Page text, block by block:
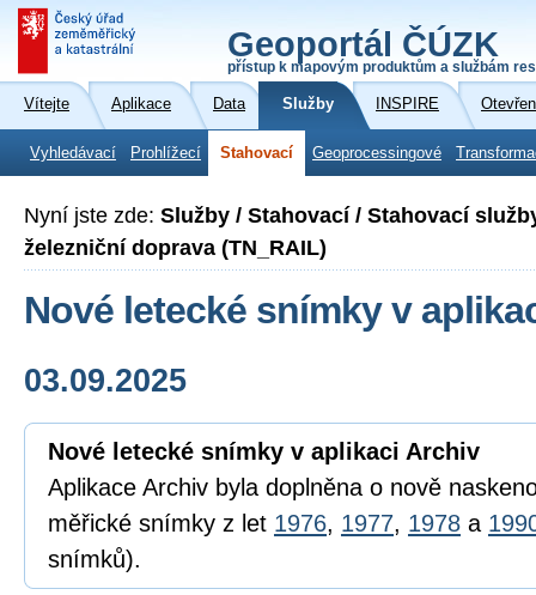
Geoportál ČÚZK
přístup k mapovým produktům a službám
Vítejte Aplikace Data Služby INSPIRE
Vyhledávací Prohlížecí Stahovací Geoprocessingové
Nyní jste zde: Služby / Stahovací / Stahovací
železniční doprava (TN_RAIL)
Nové letecké snímky v
03.09.2025
Nové letecké snímky v aplikaci Archiv
Aplikace Archiv byla doplněna o nově
měřické snímky z let 1976, 1977, 1978 a
snímků).